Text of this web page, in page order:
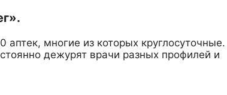
многие из которых круглосуточные.
дежурят врачи разных профилей и